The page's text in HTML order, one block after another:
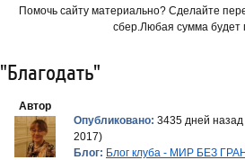
Помочь сайту материально? Сделайте
сбер.Любая сумма будет
"Благодать"
Автор
Опубликовано: 3435 дней
2017)
Блог: Блог клуба - МИР БЕЗ